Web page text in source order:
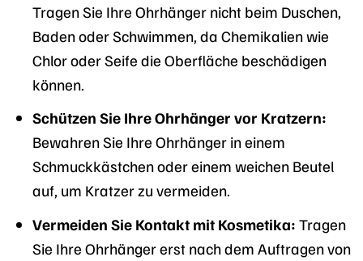
Tragen Sie Ihre Ohrhänger nicht beim Duschen,
Baden oder Schwimmen, da Chemikalien wie
Chlor oder Seife die Oberfläche beschädigen
können.
Schützen Sie Ihre Ohrhänger vor Kratzern:
Bewahren Sie Ihre Ohrhänger in einem
Schmuckkästchen oder einem weichen Beutel
auf, um Kratzer zu vermeiden.
Vermeiden Sie Kontakt mit Kosmetika: Tragen
Sie Ihre Ohrhänger erst nach dem Auftragen von